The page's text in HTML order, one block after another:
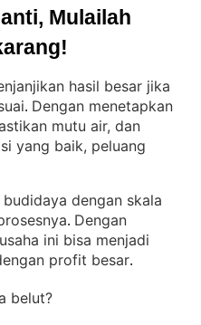
Mulailah
hasil besar jika
. Dengan menetapkan
mutu air, dan
yang baik, peluang
dengan skala
. Dengan
ini bisa menjadi
profit besar.
belut?